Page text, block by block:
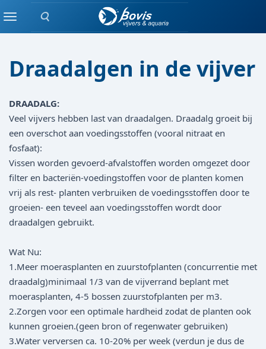
Zoeken
Menu
Draadalgen in de vijver
DRAADALG:
Veel vijvers hebben last van draadalgen. Draadalg groeit bij
een overschot aan voedingsstoffen (vooral nitraat en
fosfaat):
Vissen worden gevoerd-afvalstoffen worden omgezet door
filter en bacteriën-voedingstoffen voor de planten komen
vrij als rest- planten verbruiken de voedingsstoffen door te
groeien- een teveel aan voedingsstoffen wordt door
draadalgen gebruikt.
Wat Nu:
1.Meer moerasplanten en zuurstofplanten (concurrentie met
draadalg)minimaal 1/3 van de vijverrand beplant met
moerasplanten, 4-5 bossen zuurstofplanten per m3.
2.Zorgen voor een optimale hardheid zodat de planten ook
kunnen groeien.(geen bron of regenwater gebruiken)
3.Water verversen ca. 10-20% per week (verdun je dus de